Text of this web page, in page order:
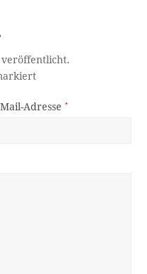
veröffentlicht.
Adresse*